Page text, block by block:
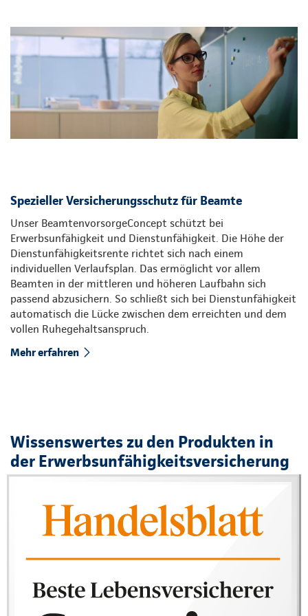
Spezieller Versicherungsschutz für Beamte
Unser BeamtenvorsorgeConcept schützt bei
Erwerbsunfähigkeit und Dienstunfähigkeit. Die Höhe der
Dienstunfähigkeitsrente richtet sich nach einem
individuellen Verlaufsplan. Das ermöglicht vor allem
Beamten in der mittleren und höheren Laufbahn sich
passend abzusichern. So schließt sich bei Dienstunfähigkeit
automatisch die Lücke zwischen dem erreichten und dem
vollen Ruhegehaltsanspruch.
Mehr erfahren
Wissenswertes zu den Produkten in
der Erwerbsunfähigkeitsversicherung